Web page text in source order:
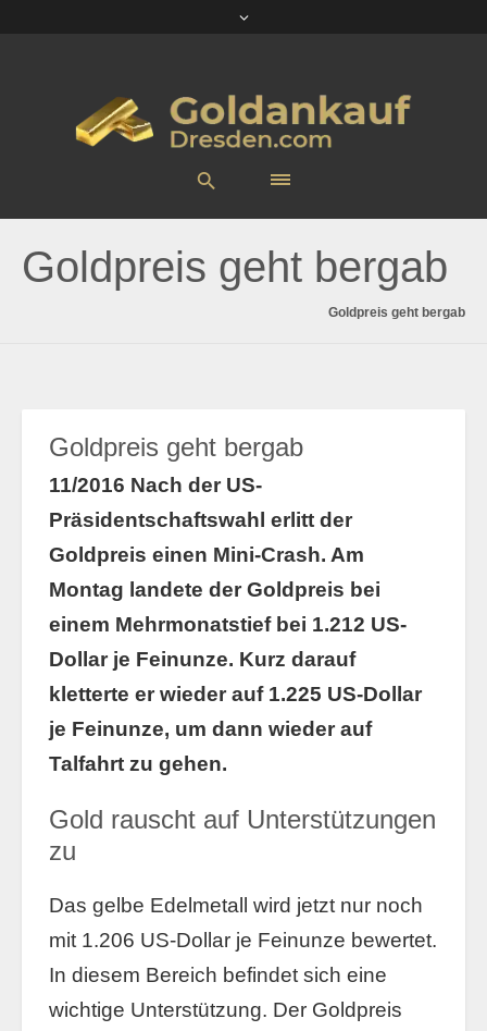
Goldpreis geht bergab
Goldpreis geht bergab
Goldpreis geht bergab
11/2016 Nach der US-
Präsidentschaftswahl erlitt der
Goldpreis einen Mini-Crash. Am
Montag landete der Goldpreis bei
einem Mehrmonatstief bei 1.212 US-
Dollar je Feinunze. Kurz darauf
kletterte er wieder auf 1.225 US-Dollar
je Feinunze, um dann wieder auf
Talfahrt zu gehen.
Gold rauscht auf Unterstützungen
zu
Das gelbe Edelmetall wird jetzt nur noch
mit 1.206 US-Dollar je Feinunze bewertet.
In diesem Bereich befindet sich eine
wichtige Unterstützung. Der Goldpreis